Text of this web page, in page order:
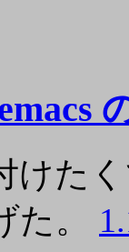
けた
た。